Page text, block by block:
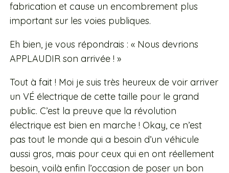
fabrication et cause un encombrement plus
important sur les voies publiques.
Eh bien, je vous répondrais : « Nous devrions
APPLAUDIR son arrivée ! »
Tout à fait ! Moi je suis très heureux de voir arriver
un VÉ électrique de cette taille pour le grand
public. C’est la preuve que la révolution
électrique est bien en marche ! Okay, ce n’est
pas tout le monde qui a besoin d’un véhicule
aussi gros, mais pour ceux qui en ont réellement
besoin, voilà enfin l’occasion de poser un bon